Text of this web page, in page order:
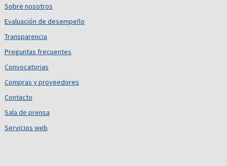
Sobre nosotros
Evaluación de desempeño
Transparencia
Preguntas frecuentes
Convocatorias
Compras y proveedores
Contacto
Sala de prensa
Servicios web